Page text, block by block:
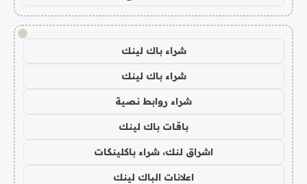
!
شراء باك لينك
شراء باك لينك
شراء روابط نصية
باقات باك لينك
اشراق لنك، شراء باكلينكات
اعلانات الباك لينك